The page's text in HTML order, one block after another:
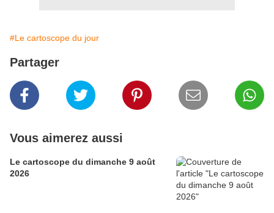
#Le cartoscope du jour
Partager
Vous aimerez aussi
Le cartoscope du dimanche 9 août
2026